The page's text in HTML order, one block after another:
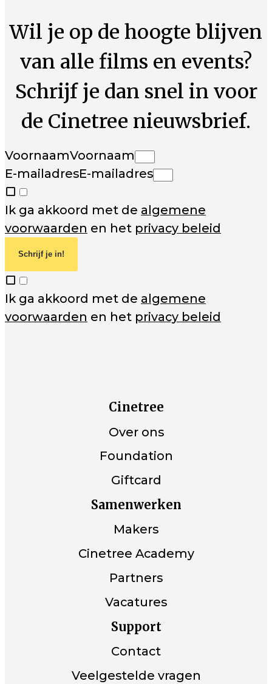
Wil je op de hoogte blijven
van alle films en events?
Schrijf je dan snel in voor
de Cinetree nieuwsbrief.
VoornaamVoornaam
E-mailadresE-mailadres
Ik ga akkoord met de algemene
voorwaarden en het privacy beleid
Schrijf je in!
Ik ga akkoord met de algemene
voorwaarden en het privacy beleid
Cinetree
Over ons
Foundation
Giftcard
Samenwerken
Makers
Cinetree Academy
Partners
Vacatures
Support
Contact
Veelgestelde vragen